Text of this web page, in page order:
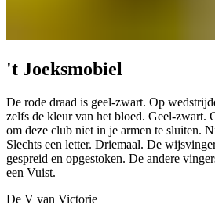
't Joeksmobiel
De rode draad is geel-zwart. Op
zelfs de kleur van het bloed. Geel-zwart.
om deze club niet in je armen te sluiten.
Slechts een letter. Driemaal. De
gespreid en opgestoken. De andere
een Vuist.
De V van Victorie